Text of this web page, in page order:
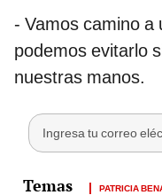
- Vamos camino a
podemos evitarlo
nuestras manos.
PATRICIA